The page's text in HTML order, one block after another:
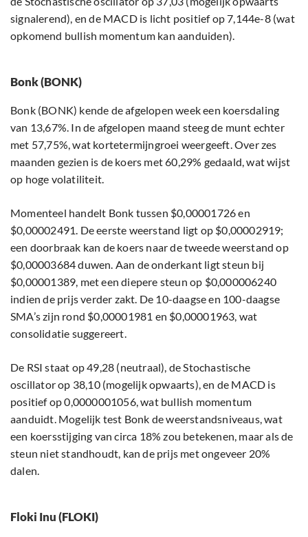
signalerend), en de MACD is licht positief op 7,144e-8 (wat
opkomend bullish momentum kan aanduiden).
Bonk (BONK)
Bonk (BONK) kende de afgelopen week een koersdaling
van 13,67%. In de afgelopen maand steeg de munt echter
met 57,75%, wat kortetermijngroei weergeeft. Over zes
maanden gezien is de koers met 60,29% gedaald, wat wijst
op hoge volatiliteit.
Momenteel handelt Bonk tussen $0,00001726 en
$0,00002491. De eerste weerstand ligt op $0,00002919;
een doorbraak kan de koers naar de tweede weerstand op
$0,00003684 duwen. Aan de onderkant ligt steun bij
$0,00001389, met een diepere steun op $0,000006240
indien de prijs verder zakt. De 10-daagse en 100-daagse
SMA’s zijn rond $0,00001981 en $0,00001963, wat
consolidatie suggereert.
De RSI staat op 49,28 (neutraal), de Stochastische
oscillator op 38,10 (mogelijk opwaarts), en de MACD is
positief op 0,0000001056, wat bullish momentum
aanduidt. Mogelijk test Bonk de weerstandsniveaus, wat
een koersstijging van circa 18% zou betekenen, maar als de
steun niet standhoudt, kan de prijs met ongeveer 20%
dalen.
Floki Inu (FLOKI)